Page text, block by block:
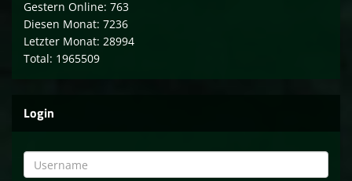
Gestern Online: 763
Diesen Monat: 7236
Letzter Monat: 28994
Total: 1965509
Login